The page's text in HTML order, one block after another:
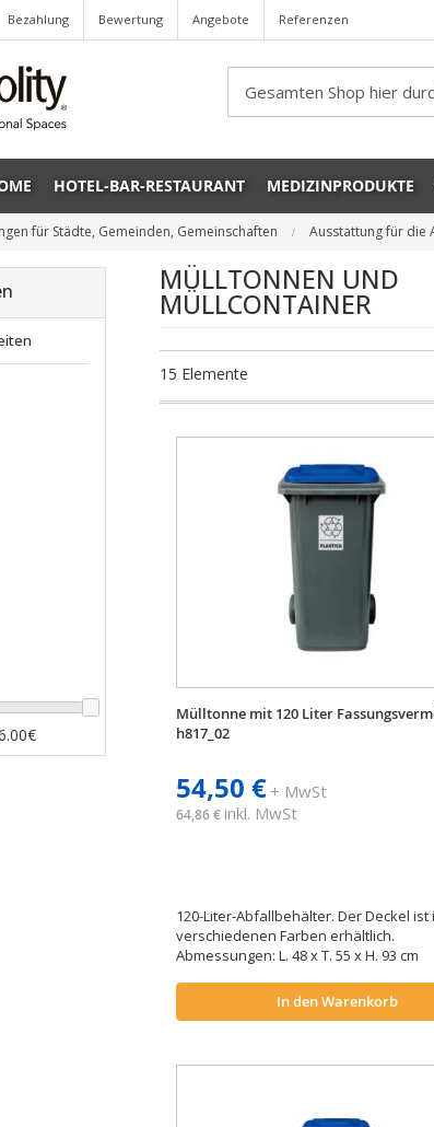
Bezahlung Bewertung Angebote Referenzen
Search
HOTEL-BAR-RESTAURANT MEDIZINPRODUKTE
für Städte, Gemeinden, Gemeinschaften Ausstattung für die
MÜLLTONNEN UND
MÜLLCONTAINER
15 Elemente
Mülltonne mit 120 Liter
h817_02
54,50 €+ MwSt
64,86 € inkl. MwSt
120-Liter-Abfallbehälter. Der Deckel ist
verschiedenen Farben erhältlich.
Abmessungen: L. 48 x T. 55 x H. 93 cm
In den Warenkorb